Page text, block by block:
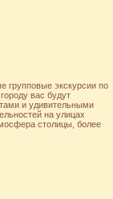
групповые экскурсии по
вас будут
и удивительными
на улицах
столицы, более